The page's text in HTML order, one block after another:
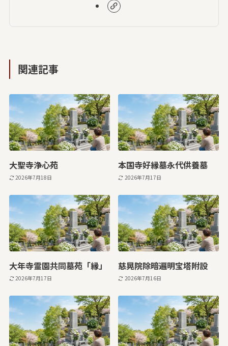
関連記事
大聖寺浄心苑
2026年7月18日
本国寺好縁墓永代供養墓
2026年7月17日
大年寺霊園共同墓苑「縁」
2026年7月17日
慈晃院除暗遍明宝塔附設
2026年7月16日